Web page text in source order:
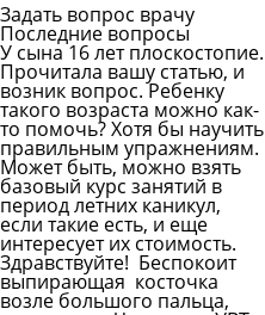
Задать вопрос врачу
Последние вопросы
У сына 16 лет плоскостопие.
Прочитала вашу статью, и
возник вопрос. Ребенку
такого возраста можно как-
то помочь? Хотя бы научить
правильным упражнениям.
Может быть, можно взять
базовый курс занятий в
период летних каникул,
если такие есть, и еще
интересует их стоимость.
Здравствуйте! Беспокоит
выпирающая косточка
возле большого пальца,